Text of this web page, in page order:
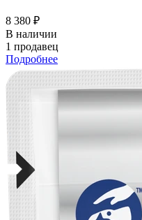
8 380 ₽
В наличии
1 продавец
Подробнее